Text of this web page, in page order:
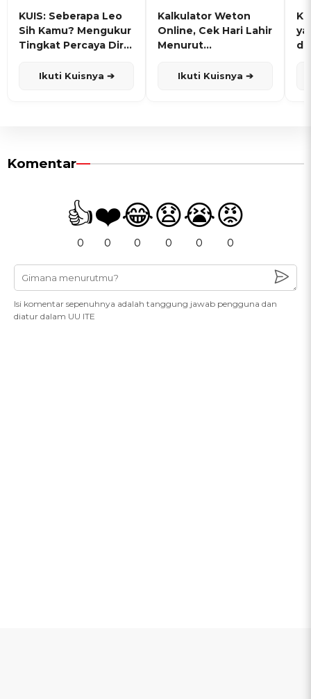
KUIS: Seberapa Leo
Sih Kamu? Mengukur
Tingkat Percaya Diri
Ikuti Kuisnya ➔
Kalkulator Weton
Online, Cek Hari Lahir
Menurut
Ikuti Kuisnya ➔
Komentar
👍
0
❤️
0
😂
0
😧
0
😭
0
😡
0
Isi komentar sepenuhnya adalah tanggung jawab pengguna dan
diatur dalam UU ITE